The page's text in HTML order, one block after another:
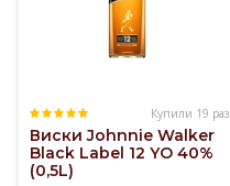
Купили 19 раз
Виски Johnnie Walker
Black Label 12 YO 40%
(0,5L)